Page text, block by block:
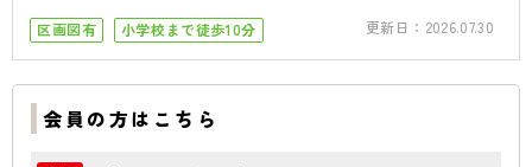
区画図有 小学校まで徒歩10分 更新日： 2026.07.30
会員の方はこちら